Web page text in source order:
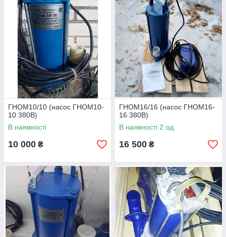
конструкцію, вертикальні, двостінні. Можуть комплектуватися
температурним захистом, поплавцевим вимикачем, а також
візком із пускозахисною апаратурою і швидкороз'ємними
з'єднаннями.
ГНОМ10/10 (насос ГНОМ10-
10 380В)
В наявності
10 000 ₴
ГНОМ16/16 (насос ГНОМ16-
16 380В)
В наявності 2 од.
16 500 ₴